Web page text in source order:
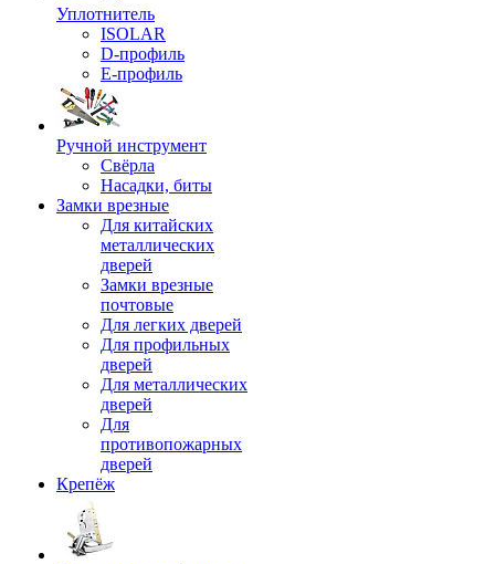
Уплотнитель
ISOLAR
D-профиль
Е-профиль
Ручной инструмент
Свёрла
Насадки, биты
Замки врезные
Для китайских
металлических
дверей
Замки врезные
почтовые
Для легких дверей
Для профильных
дверей
Для металлических
дверей
Для
противопожарных
дверей
Крепёж